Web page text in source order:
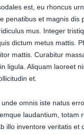
est, eu rhoncus
penatibus et magnis dis
mus. Integer
dictum metus mattis.
mattis. Curabitur
ligula. Aliquam laoreet
et.
omnis iste natus
laudantium, totam
illo inventore veritatis et